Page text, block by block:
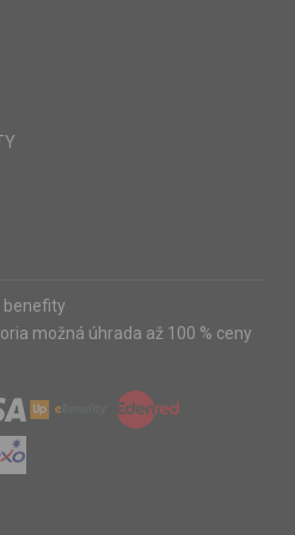
benefity
možná úhrada až 100 % ceny